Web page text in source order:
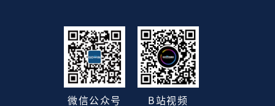
微信公众号 B站视频